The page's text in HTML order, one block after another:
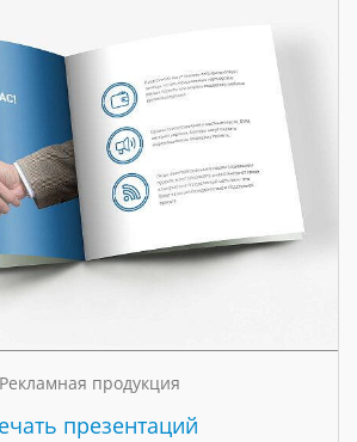
Рекламная продукция
презентаций